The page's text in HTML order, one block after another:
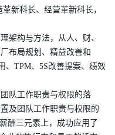
新科长、经营革新科长，
架构与方法，从人、财、
布局规划、精益改善和
、TPM、5S改善提案、绩效
队工作职责与权限的落
及团队工作职责与权限的
酬三元素上，成功应用了